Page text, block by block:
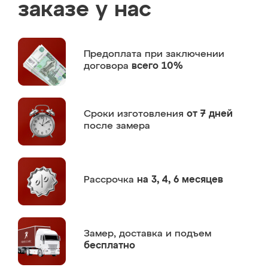
заказе у нас
Предоплата при заключении
договора всего 10%
Сроки изготовления от 7 дней
после замера
Рассрочка на 3, 4, 6 месяцев
Замер, доставка и подъем
бесплатно